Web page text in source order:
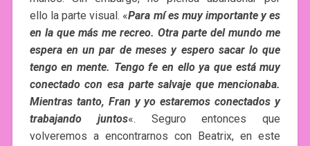
ello la parte visual. «Para mí es muy importante y es
en la que más me recreo. Otra parte del mundo me
espera en un par de meses y espero sacar lo que
tengo en mente. Tengo fe en ello ya que está muy
conectado con esa parte salvaje que mencionaba.
Mientras tanto, Fran y yo estaremos conectados y
trabajando juntos«. Seguro entonces que
volveremos a encontrarnos con Beatrix, en este